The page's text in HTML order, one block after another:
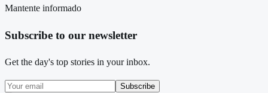
Mantente informado
Subscribe to our newsletter
Get the day's top stories in your inbox.
Subscribe